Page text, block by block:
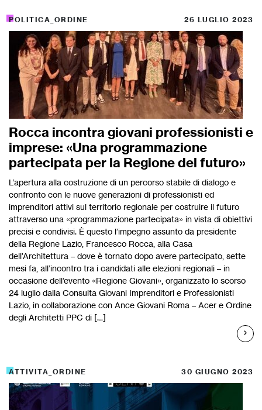
POLITICA_ORDINE 26 LUGLIO 2023
Rocca incontra giovani professionisti e
imprese: «Una programmazione
partecipata per la Regione del futuro»
L’apertura alla costruzione di un percorso stabile di dialogo e
confronto con le nuove generazioni di professionisti ed
imprenditori attivi sul territorio regionale per costruire il futuro
attraverso una «programmazione partecipata» in vista di obiettivi
precisi e condivisi. È questo l’impegno assunto da presidente
della Regione Lazio, Francesco Rocca, alla Casa
dell’Architettura – dove è tornato dopo avere partecipato, sette
mesi fa, all’incontro tra i candidati alle elezioni regionali – in
occasione dell’evento «Regione Giovani», organizzato lo scorso
24 luglio dalla Consulta Giovani Imprenditori e Professionisti
Lazio, in collaborazione con Ance Giovani Roma – Acer e Ordine
degli Architetti PPC di […]
ATTIVITA_ORDINE 30 GIUGNO 2023